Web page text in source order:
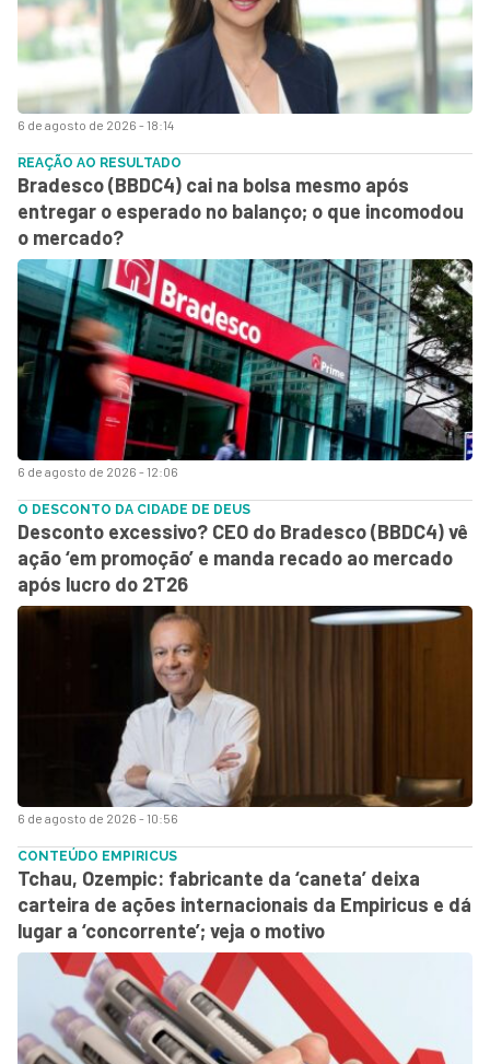
6 de agosto de 2026 - 18:14
6 de agosto de 2026 - 12:06
REAÇÃO AO RESULTADO
Bradesco (BBDC4) cai na bolsa mesmo após
entregar o esperado no balanço; o que incomodou
o mercado?
6 de agosto de 2026 - 10:56
O DESCONTO DA CIDADE DE DEUS
Desconto excessivo? CEO do Bradesco (BBDC4) vê
ação ‘em promoção’ e manda recado ao mercado
após lucro do 2T26
CONTEÚDO EMPIRICUS
Tchau, Ozempic: fabricante da ‘caneta’ deixa
carteira de ações internacionais da Empiricus e dá
lugar a ‘concorrente’; veja o motivo